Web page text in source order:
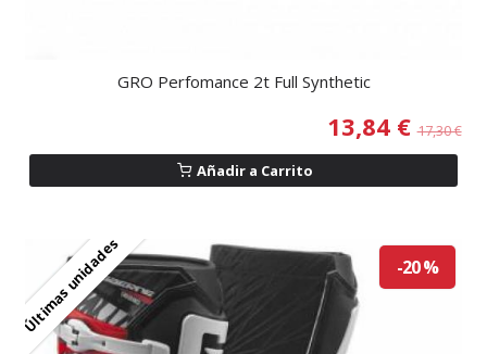
GRO Perfomance 2t Full Synthetic
13,84 €17,30 €
Añadir a Carrito
Últimas unidades -20 %